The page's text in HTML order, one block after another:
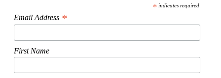
* indicates required
Email Address *
First Name